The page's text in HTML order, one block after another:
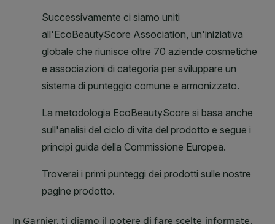
In Garnier, ti diamo il potere di fare scelte informate.